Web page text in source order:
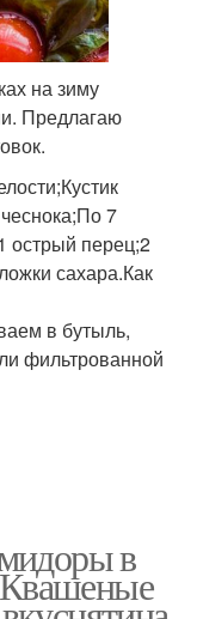
на зиму
Предлагаю
7
острый перец;2
сахара.Как
в бутыль,
фильтрованной
в
Квашеные